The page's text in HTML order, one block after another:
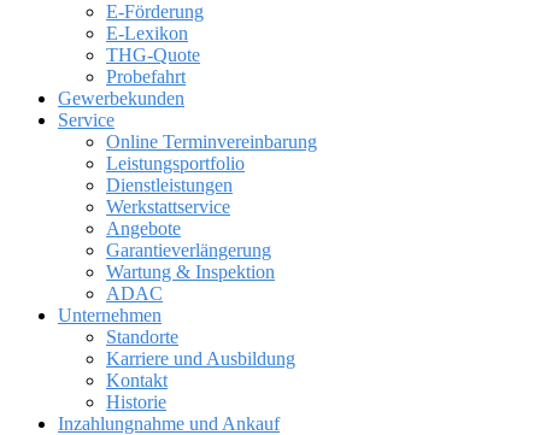
E-Förderung
E-Lexikon
THG-Quote
Probefahrt
Gewerbekunden
Service
Online Terminvereinbarung
Leistungsportfolio
Dienstleistungen
Werkstattservice
Angebote
Garantieverlängerung
Wartung & Inspektion
ADAC
Unternehmen
Standorte
Karriere und Ausbildung
Kontakt
Historie
Inzahlungnahme und Ankauf